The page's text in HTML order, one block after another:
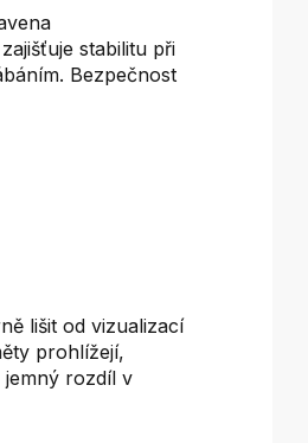
stabilitu při
Bezpečnost
lišit od vizualizací
prohlížejí,
rozdíl v